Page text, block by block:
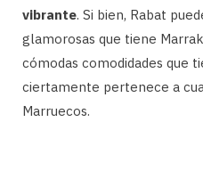
vibrante. Si bien, Rabat
glamorosas que tiene
cómodas comodidades que
ciertamente pertenece a
Marruecos.